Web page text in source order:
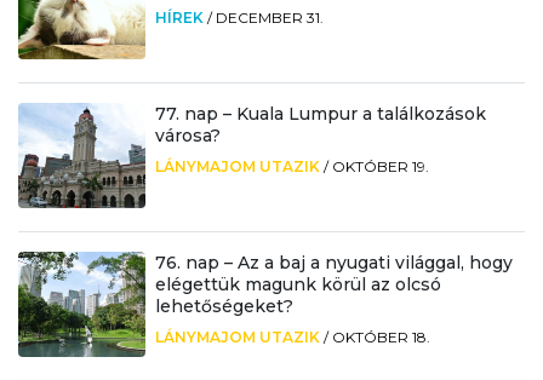
HÍREK / DECEMBER 31.
77. nap – Kuala Lumpur a találkozások
városa?
LÁNYMAJOM UTAZIK / OKTÓBER 19.
76. nap – Az a baj a nyugati világgal, hogy
elégettük magunk körül az olcsó
lehetőségeket?
LÁNYMAJOM UTAZIK / OKTÓBER 18.